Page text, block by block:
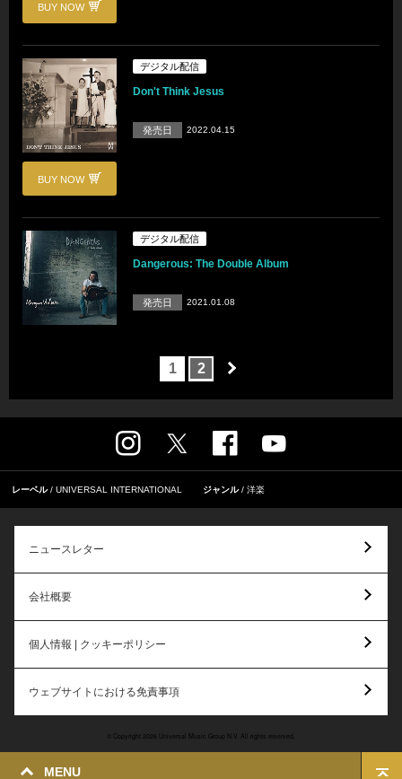
MENU
BUY NOW
BUY NOW
デジタル配信
Don't Think Jesus
発売日 2022.04.15
デジタル配信
Dangerous: The Double Album
発売日 2021.01.08
1 2
レーベル UNIVERSAL INTERNATIONAL ジャンル 洋楽
ニュースレター
会社概要
個人情報 | クッキーポリシー
ウェブサイトにおける免責事項
© Copyright 2026 Universal Music Group N.V. All rights reserved.